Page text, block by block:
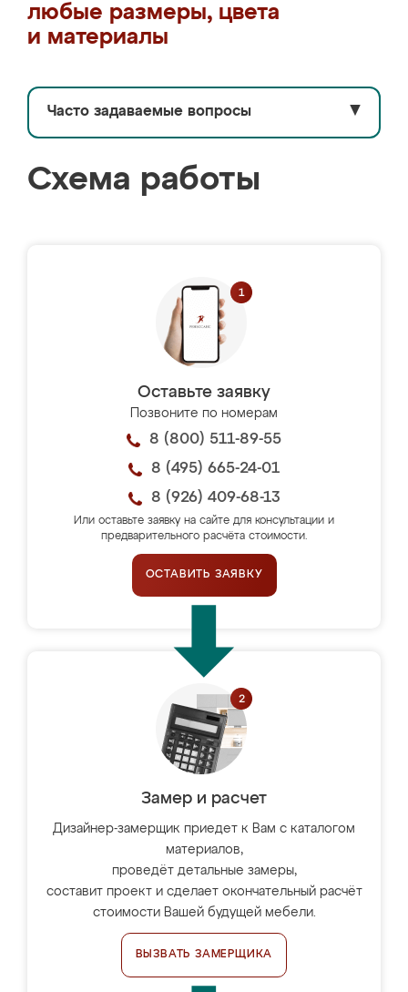
любые размеры, цвета
и материалы
Часто задаваемые вопросы ▼
Схема работы
Оставьте заявку
Позвоните по номерам
8 (800) 511-89-55
8 (495) 665-24-01
8 (926) 409-68-13
Или оставьте заявку на сайте для консультации и
предварительного расчёта стоимости.
ОСТАВИТЬ ЗАЯВКУ
Замер и расчет
Дизайнер-замерщик приедет к Вам с каталогом
материалов,
проведёт детальные замеры,
составит проект и сделает окончательный расчёт
стоимости Вашей будущей мебели.
ВЫЗВАТЬ ЗАМЕРЩИКА